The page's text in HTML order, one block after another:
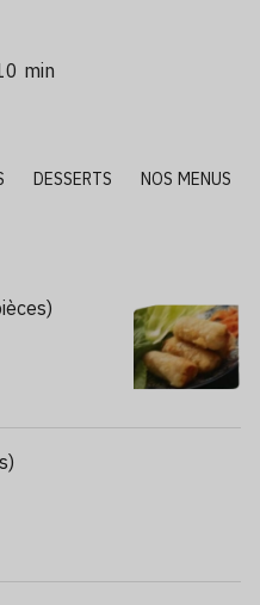
min
DESSERTS NOS MENUS